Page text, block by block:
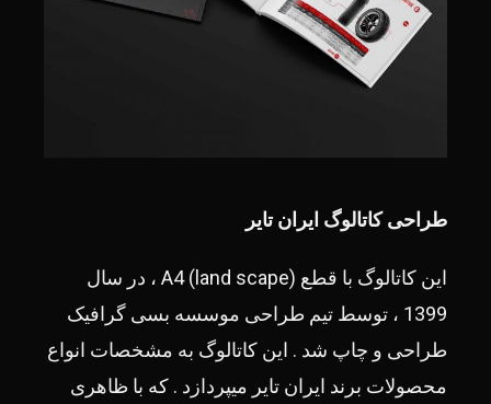
طراحی کاتالوگ ایران تایر
این کاتالوگ با قطع A4 (land scape) ، در سال
1399 ، توسط تیم طراحی موسسه بسی گرافیک
طراحی و چاپ شد . این کاتالوگ به مشخصات انواع
محصولات برند ایران تایر میپردازد . که با ظاهری